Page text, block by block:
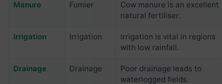
Manure Fumier
Cow manure is an excellent
natural fertiliser.
Irrigation Irrigation
Irrigation is vital in regions
with low rainfall.
Drainage Drainage
Poor drainage leads to
waterlogged fields.